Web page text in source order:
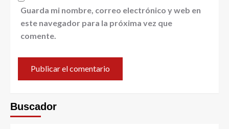
Guarda mi nombre, correo electrónico y web en
este navegador para la próxima vez que
comente.
Buscador